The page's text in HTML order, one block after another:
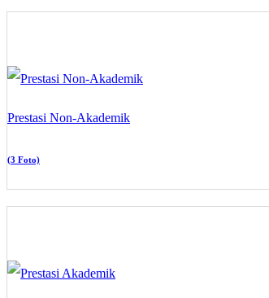
Prestasi Non-Akademik
(3 Foto)